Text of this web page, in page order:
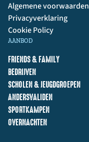
Algemene voorwaarden
Privacyverklaring
Cookie Policy
AANBOD
FRIENDS & FAMILY
BEDRIJVEN
SCHOLEN & JEUGDGROEPEN
ANDERSVALIDEN
SPORTKAMPEN
OVERNACHTEN